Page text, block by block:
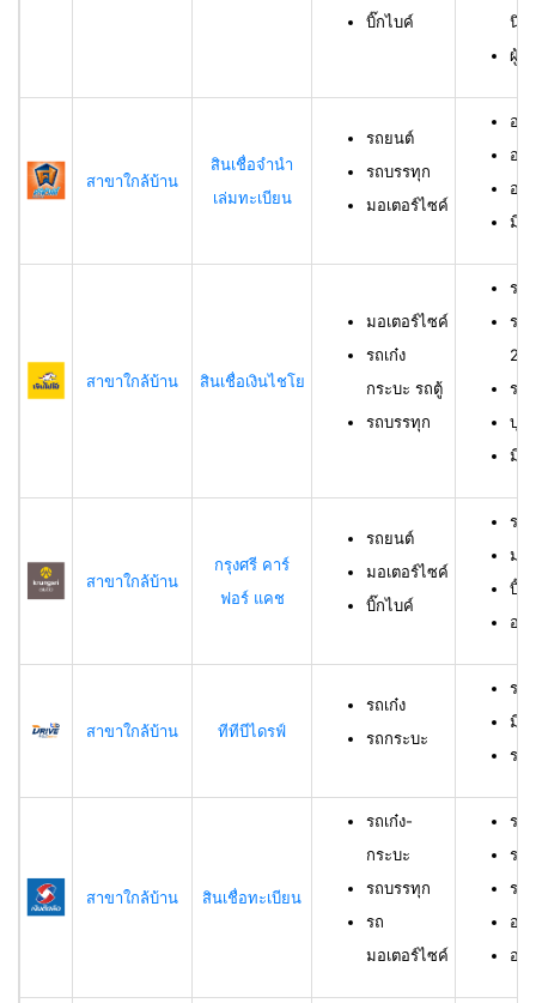
บิ๊กไบค์
นิติ
ผู้กู้
สาขาใกล้บ้าน
สินเชื่อจำนำ
เล่มทะเบียน
รถยนต์
รถบรรทุก
มอเตอร์ไซค์
อา
อา
อา
มีชื่
สาขาใกล้บ้าน สินเชื่อเงินไชโย
มอเตอร์ไซค์
รถเก๋ง
กระบะ รถตู้
รถบรรทุก
รถ
รถ
23
รถ
บุค
มีร
สาขาใกล้บ้าน
กรุงศรี คาร์
ฟอร์ แคช
รถยนต์
มอเตอร์ไซค์
บิ๊กไบค์
รถ
มอ
บิ๊ก
อา
สาขาใกล้บ้าน ทีทีบีไดรฟ์
รถเก๋ง
รถกระบะ
รถ
มีอ
รา
สาขาใกล้บ้าน สินเชื่อทะเบียน
รถเก๋ง-
กระบะ
รถบรรทุก
รถ
มอเตอร์ไซค์
รถ
รถ
รถ
อา
อา